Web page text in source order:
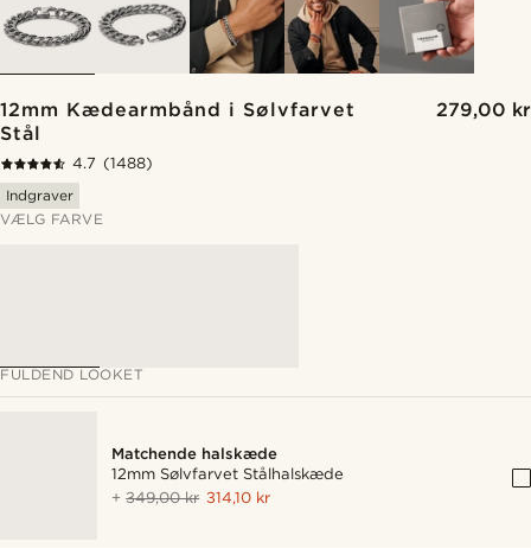
12mm Kædearmbånd i Sølvfarvet
Stål
279,00 kr
4.7 (1488)
Indgraver
VÆLG FARVE
FULDEND LOOKET
Matchende halskæde
12mm Sølvfarvet Stålhalskæde
+349,00 kr 314,10 kr